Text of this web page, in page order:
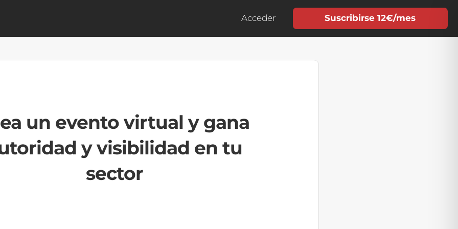
Acceder Suscribirse 12€/mes
un evento virtual y gana
y visibilidad en tu
sector